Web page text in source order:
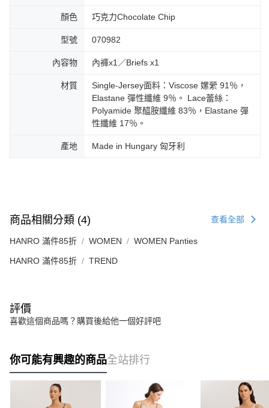
顏色 巧克力Chocolate Chip
型號 070982
內容物 內褲x1／Briefs x1
材質
Single-Jersey面料：Viscose 嫘縈 91％，
Elastane 彈性纖維 9％。 Lace蕾絲：
Polyamide 聚醯胺纖維 83％，Elastane 彈
性纖維 17％。
產地 Made in Hungary 匈牙利
商品相關分類 (4) 查看全部
HANRO 滿件85折 WOMEN WOMEN Panties
HANRO 滿件85折 TREND
評價
喜歡這個商品嗎？購買後給他一個好評吧
你可能有興趣的商品全站排行